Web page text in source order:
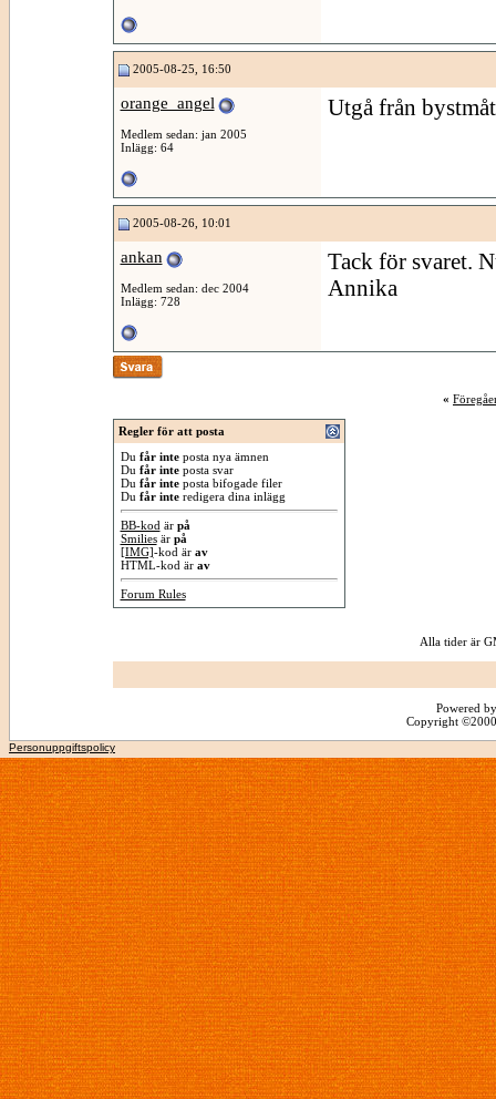
2005-08-25, 16:50
orange_angel
Medlem sedan: jan 2005
Inlägg: 64
Utgå från
2005-08-26, 10:01
ankan
Medlem sedan: dec 2004
Inlägg: 728
Tack för svaret.
Annika
«
Regler för att posta
Du får inteposta nya ämnen
Du får inteposta svar
Du får inteposta bifogade filer
Du får interedigera dina inlägg
BB-kod är på
Smiliesär på
[IMG]-kod är av
HTML-kod är av
Forum Rules
Alla tider är
Powered
Copyright
Personuppgiftspolicy